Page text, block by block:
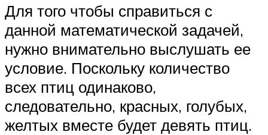
Для того чтобы справиться с
данной математической задачей,
нужно внимательно выслушать ее
условие. Поскольку количество
всех птиц одинаково,
следовательно, красных, голубых,
желтых вместе будет девять птиц.